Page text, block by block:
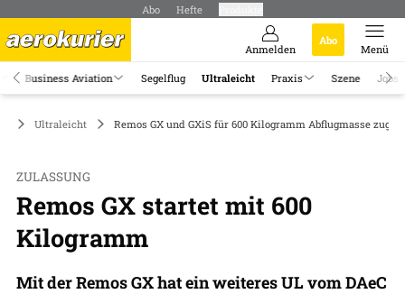
Abo Hefte
Anmelden
Abo
Menü
Business Aviation Segelflug Ultraleicht Praxis Szene Jobs
Ultraleicht Remos GX und GXiS für 600 Kilogramm Abflugmasse
ZULASSUNG
Remos GX startet mit 600
Kilogramm
Mit der Remos GX hat ein weiteres UL vom DAeC